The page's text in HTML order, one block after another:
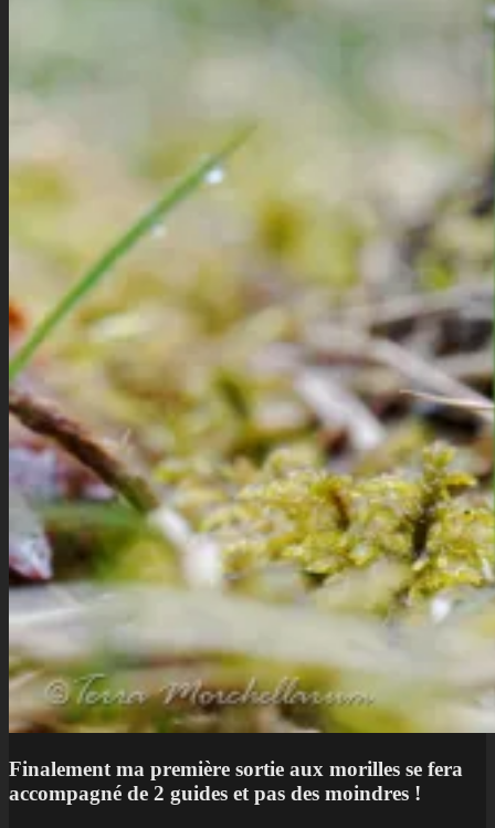
Finalement ma première sortie aux morilles se fera
accompagné de 2 guides et pas des moindres !